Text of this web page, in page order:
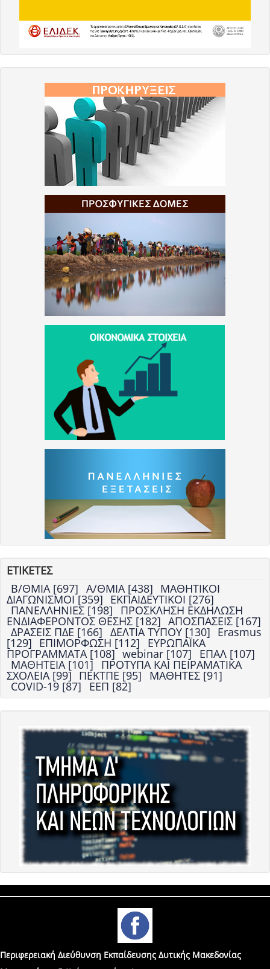
ΕΤΙΚΕΤΕΣ
Β/ΘΜΙΑ [697] Α/ΘΜΙΑ [438] ΜΑΘΗΤΙΚΟΙ
ΔΙΑΓΩΝΙΣΜΟΙ [359] ΕΚΠΑΙΔΕΥΤΙΚΟΙ [276]
ΠΑΝΕΛΛΗΝΙΕΣ [198] ΠΡΟΣΚΛΗΣΗ ΕΚΔΗΛΩΣΗ
ΕΝΔΙΑΦΕΡΟΝΤΟΣ ΘΕΣΗΣ [182] ΑΠΟΣΠΑΣΕΙΣ [167]
ΔΡΑΣΕΙΣ ΠΔΕ [166] ΔΕΛΤΙΑ ΤΥΠΟΥ [130] Erasmus
[129] ΕΠΙΜΟΡΦΩΣΗ [112] ΕΥΡΩΠΑΪΚΑ
ΠΡΟΓΡΑΜΜΑΤΑ [108] webinar [107] ΕΠΑΛ [107]
ΜΑΘΗΤΕΙΑ [101] ΠΡΟΤΥΠΑ ΚΑΙ ΠΕΙΡΑΜΑΤΙΚΑ
ΣΧΟΛΕΙΑ [99] ΠΕΚΤΠΕ [95] ΜΑΘΗΤΕΣ [91]
COVID-19 [87] ΕΕΠ [82]
Περιφερειακή Διεύθυνση Εκπαίδευσης Δυτικής Μακεδονίας